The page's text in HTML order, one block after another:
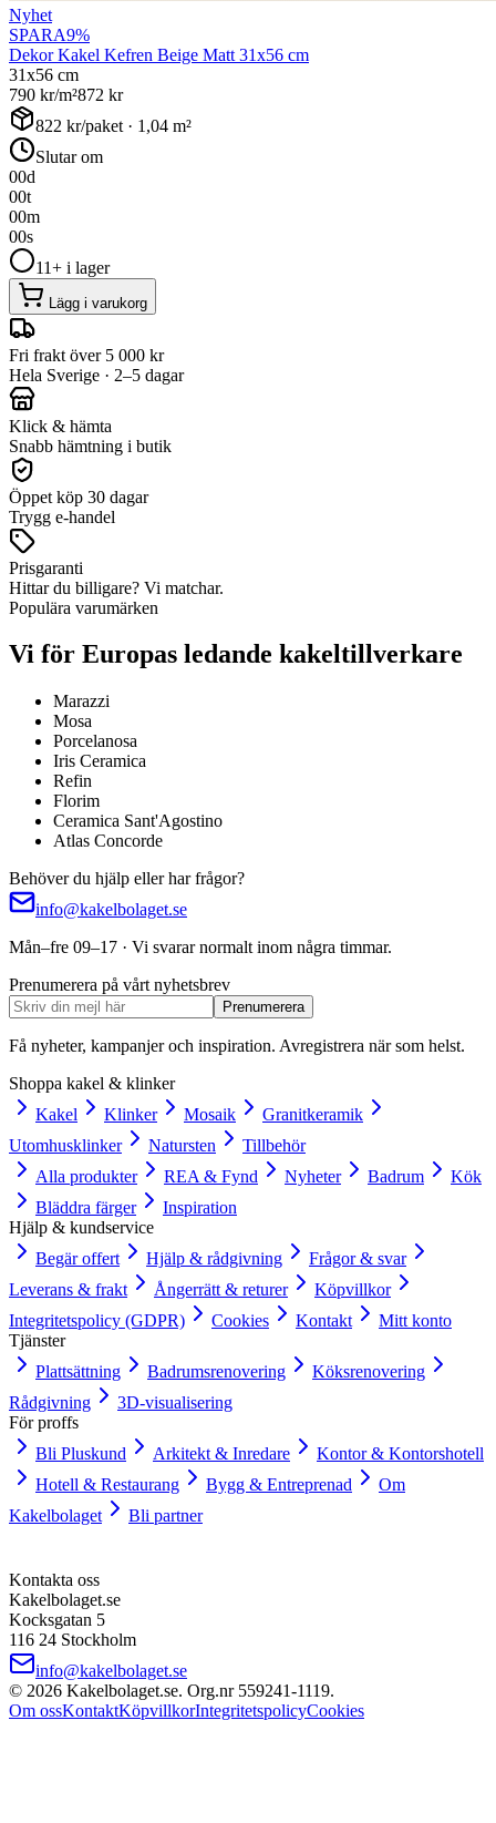
Nyhet
SPARA9%
Dekor Kakel Kefren Beige Matt 31x56 cm
31x56 cm
790 kr/m²872 kr
822 kr/paket · 1,04 m²
Slutar om
00d
00t
00m
00s
11+ i lager
Lägg i varukorg
Fri frakt över 5 000 kr
Hela Sverige · 2–5 dagar
Klick & hämta
Snabb hämtning i butik
Öppet köp 30 dagar
Trygg e-handel
Prisgaranti
Hittar du billigare? Vi matchar.
Populära varumärken
Vi för Europas ledande kakeltillverkare
Marazzi
Mosa
Porcelanosa
Iris Ceramica
Refin
Florim
Ceramica Sant'Agostino
Atlas Concorde
Behöver du hjälp eller har frågor?
info@kakelbolaget.se
Mån–fre 09–17 · Vi svarar normalt inom några timmar.
Prenumerera på vårt nyhetsbrev
Prenumerera
Få nyheter, kampanjer och inspiration. Avregistrera när som helst.
Shoppa kakel & klinker
Kakel
Klinker Mosaik
Granitkeramik
Utomhusklinker
Natursten
Tillbehör
Alla produkter
REA & Fynd Nyheter Badrum
Kök
Bläddra färger
Inspiration
Hjälp & kundservice
Begär offert
Hjälp & rådgivning
Frågor & svar
Leverans & frakt
Ångerrätt & returer
Köpvillkor
Integritetspolicy (GDPR)
Cookies Kontakt
Mitt konto
Tjänster
Plattsättning
Badrumsrenovering
Köksrenovering
Rådgivning
3D-visualisering
För proffs
Bli Pluskund
Arkitekt & Inredare
Kontor & Kontorshotell
Hotell & Restaurang
Bygg & Entreprenad
Om
Kakelbolaget
Bli partner
Kontakta oss
Kakelbolaget.se
Kocksgatan 5
116 24 Stockholm
info@kakelbolaget.se
© 2026 Kakelbolaget.se. Org.nr 559241‑1119.
Om ossKontaktKöpvillkorIntegritetspolicyCookies